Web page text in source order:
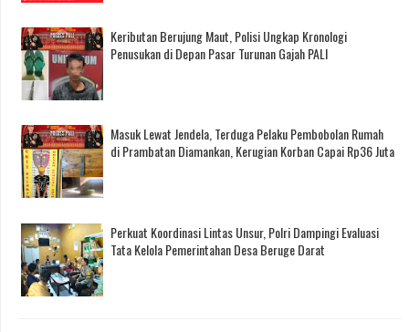
Keributan Berujung Maut, Polisi Ungkap Kronologi
Penusukan di Depan Pasar Turunan Gajah PALI
Masuk Lewat Jendela, Terduga Pelaku Pembobolan Rumah
di Prambatan Diamankan, Kerugian Korban Capai Rp36 Juta
Perkuat Koordinasi Lintas Unsur, Polri Dampingi Evaluasi
Tata Kelola Pemerintahan Desa Beruge Darat